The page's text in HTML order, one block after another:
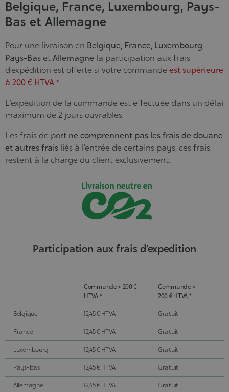
Belgique, France, Luxembourg, Pays-
Bas et Allemagne
Pour une livraison en Belgique, France, Luxembourg,
Pays-BasetAllemagne la participation aux frais
d’expédition est offerte si votre commandeest supérieure
à 200 € HTVA *
L’expédition de la commande est effectuée dans un délai
maximum de 2 jours ouvrables.
Les frais de port ne comprennent pas les frais de douane
et autres frais liés à l’entrée de certains pays, ces frais
restent à la charge du client exclusivement.
Participation aux frais d’expedition
Commande < 200 €
HTVA *
Commande >
200 € HTVA *
Belgique 12,45 € HTVA Gratuit
France 12,45 € HTVA Gratuit
Luxembourg 12,45 € HTVA Gratuit
Pays-bas 12,45 € HTVA Gratuit
Allemagne 12,45 € HTVA Gratuit